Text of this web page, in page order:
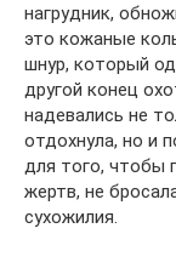
нагрудник,
это кожаные
шнур, который
другой конец
надевались не
отдохнула, но и
для того, чтобы
жертв, не
сухожилия.